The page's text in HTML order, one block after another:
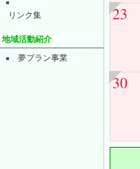
リンク集
地域活動紹介
夢プラン事業
23
30